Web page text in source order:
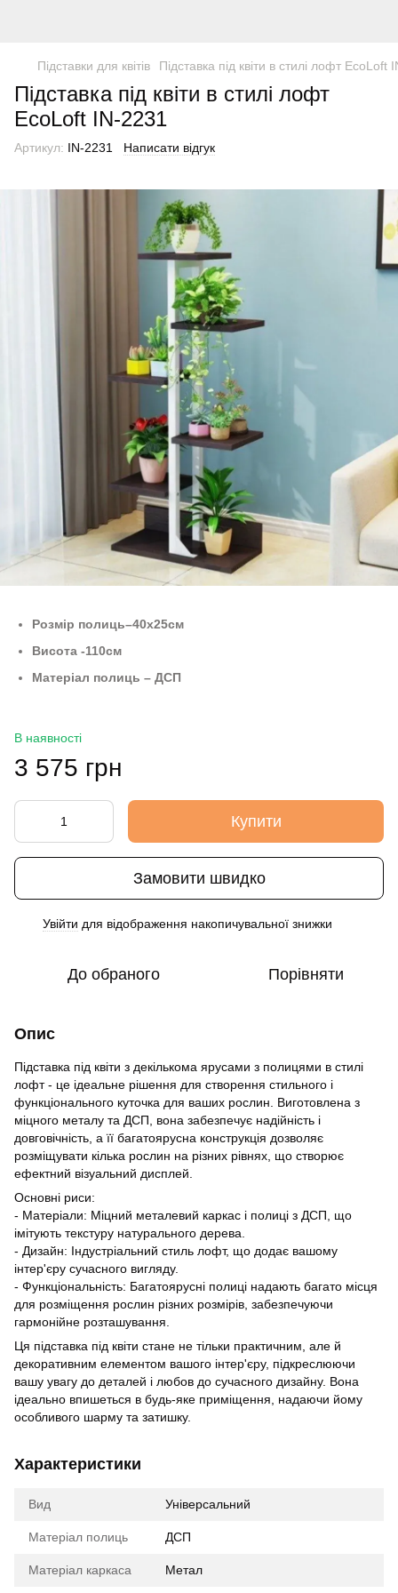
Підставки для квітів Підставка під квіти в стилі лофт EcoLoft
Підставка під квіти в стилі лофт
EcoLoft IN-2231
Артикул: IN-2231 Написати відгук
Розмір полиць–40х25см
Висота -110см
Матеріал полиць – ДСП
В наявності
3 575 грн
Купити
Замовити швидко
Увійти для відображення накопичувальної знижки
До обраного Порівняти
Опис
Підставка під квіти з декількома ярусами з полицями в стилі
лофт - це ідеальне рішення для створення стильного і
функціонального куточка для ваших рослин. Виготовлена з
міцного металу та ДСП, вона забезпечує надійність і
довговічність, а її багатоярусна конструкція дозволяє
розміщувати кілька рослин на різних рівнях, що створює
ефектний візуальний дисплей.
Основні риси:
- Матеріали: Міцний металевий каркас і полиці з ДСП, що
імітують текстуру натурального дерева.
- Дизайн: Індустріальний стиль лофт, що додає вашому
інтер'єру сучасного вигляду.
- Функціональність: Багатоярусні полиці надають багато місця
для розміщення рослин різних розмірів, забезпечуючи
гармонійне розташування.
Ця підставка під квіти стане не тільки практичним, але й
декоративним елементом вашого інтер'єру, підкреслюючи
вашу увагу до деталей і любов до сучасного дизайну. Вона
ідеально впишеться в будь-яке приміщення, надаючи йому
особливого шарму та затишку.
Характеристики
Вид Універсальний
Матеріал полиць ДСП
Матеріал каркаса Метал